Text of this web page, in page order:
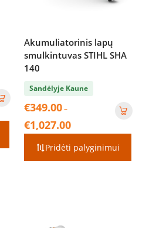
Akumuliatorinis lapų
smulkintuvas STIHL SHA
140
Sandėlyje Kaune
€349.00–
€1,027.00Price
range:
€349.00
Pridėti palyginimui